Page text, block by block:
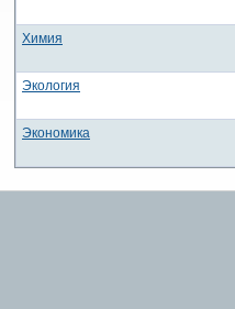
Химия
Экология
Экономика